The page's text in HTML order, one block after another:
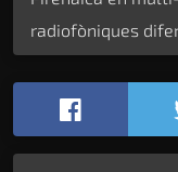
radiofòniques